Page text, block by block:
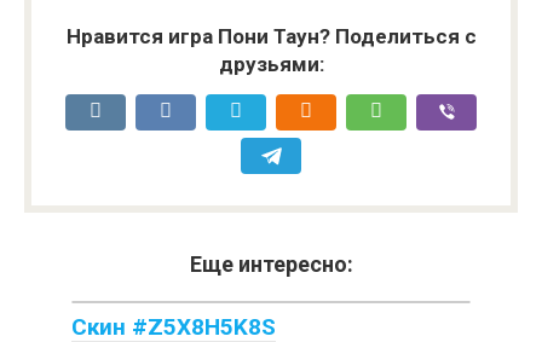
Нравится игра Пони Таун? Поделиться с
друзьями:
Еще интересно:
Скин #Z5X8H5K8S